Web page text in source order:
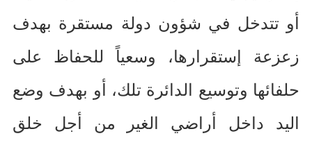
أو تتدخل في شؤون دولة مستقرة بهدف
زعزعة إستقرارها، وسعياً للحفاظ على
حلفائها وتوسيع الدائرة تلك، أو بهدف وضع
اليد داخل أراضي الغير من أجل خلق